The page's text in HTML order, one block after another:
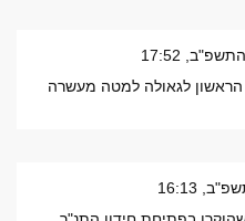
17:52
הראשון לגאולה למטה מעשרה
16:13